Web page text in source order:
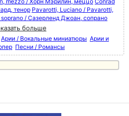
тенор Pavarotti, Luciano / Pavarotti,
/ Сазерленд Джоан, сопрано
больше
Арии / Вокальные миниатюры Арии и
Песни / Романсы